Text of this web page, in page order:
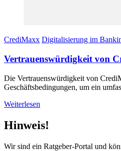
CrediMaxx Digitalisierung im
Vertrauenswürdigkeit von
Die Vertrauenswürdigkeit von
Geschäftsbedingungen, um ein
Weiterlesen
Hinweis!
Wir sind ein Ratgeber-Portal und